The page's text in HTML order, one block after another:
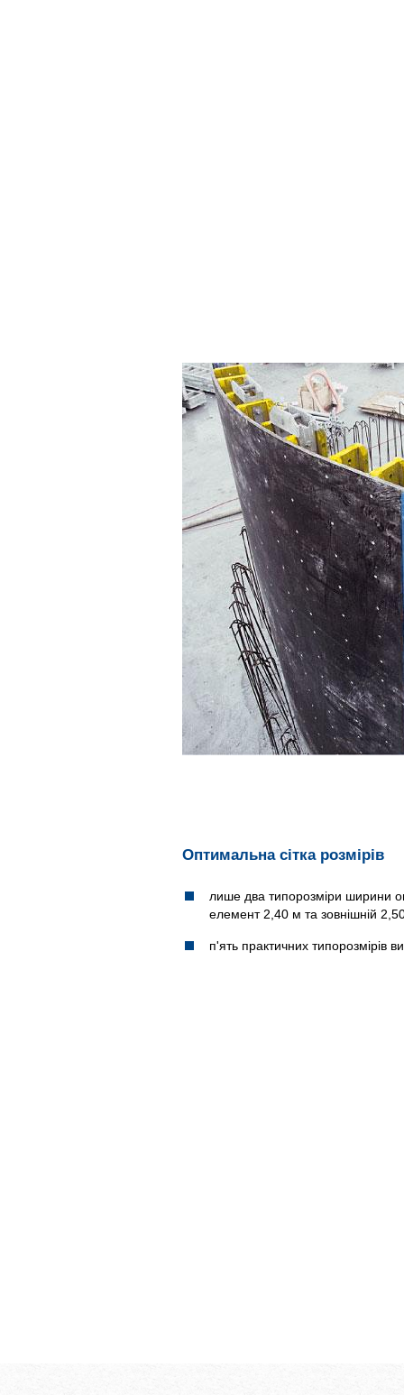
Оптимальна сітка розмірів
лише два типорозміри ширини
елемент 2,40 м та зовнішній
п'ять практичних типорозмірів